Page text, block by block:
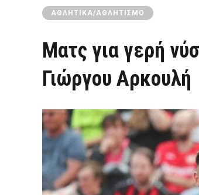
ΑΘΛΗΤΙΚΆ/ΑΘΛΗΤΙΣΜΌ
Ματς για γερή
Γιώργου Αρκουλή